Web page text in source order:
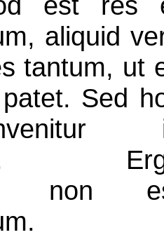
aliquid
tantum, ut
Sed
non